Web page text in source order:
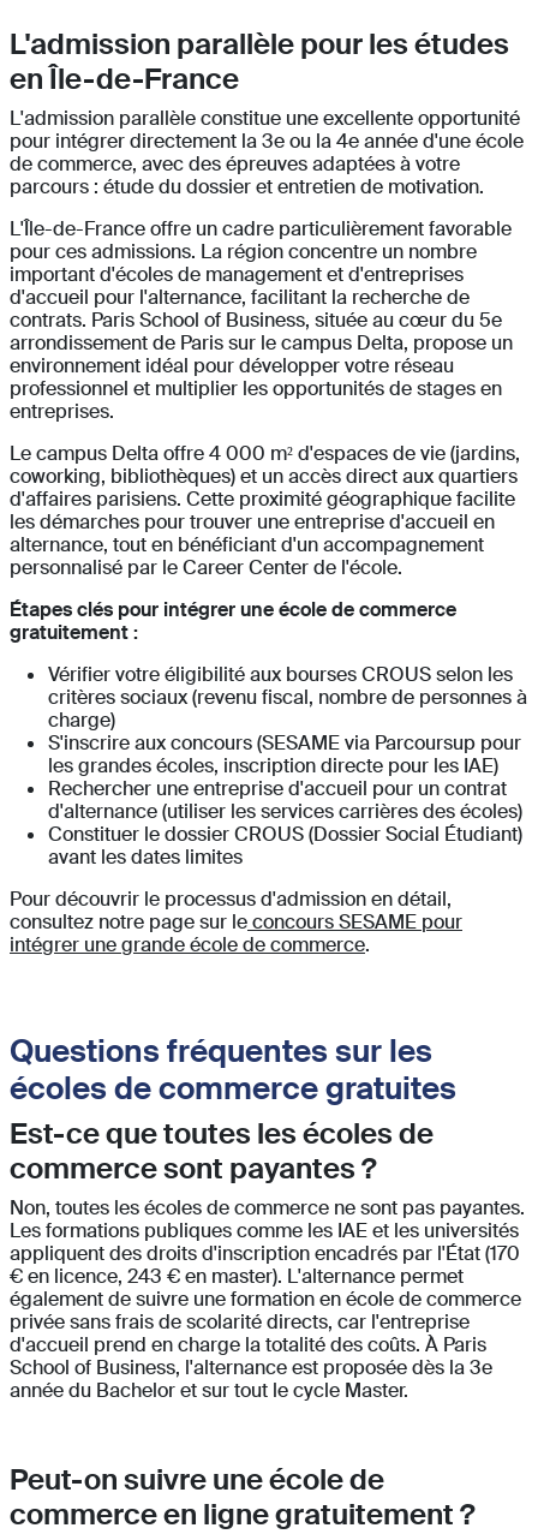
L'admission parallèle pour les études
en Île-de-France
L'admission parallèle constitue une excellente opportunité
pour intégrer directement la 3e ou la 4e année d'une école
de commerce, avec des épreuves adaptées à votre
parcours : étude du dossier et entretien de motivation.
L'Île-de-France offre un cadre particulièrement favorable
pour ces admissions. La région concentre un nombre
important d'écoles de management et d'entreprises
d'accueil pour l'alternance, facilitant la recherche de
contrats. Paris School of Business, située au cœur du 5e
arrondissement de Paris sur le campus Delta, propose un
environnement idéal pour développer votre réseau
professionnel et multiplier les opportunités de stages en
entreprises.
Le campus Delta offre 4 000 m² d'espaces de vie (jardins,
coworking, bibliothèques) et un accès direct aux quartiers
d'affaires parisiens. Cette proximité géographique facilite
les démarches pour trouver une entreprise d'accueil en
alternance, tout en bénéficiant d'un accompagnement
personnalisé par le Career Center de l'école.
Étapes clés pour intégrer une école de commerce
gratuitement :
Vérifier votre éligibilité aux bourses CROUS selon les
critères sociaux (revenu fiscal, nombre de personnes à
charge)
S'inscrire aux concours (SESAME via Parcoursup pour
les grandes écoles, inscription directe pour les IAE)
Rechercher une entreprise d'accueil pour un contrat
d'alternance (utiliser les services carrières des écoles)
Constituer le dossier CROUS (Dossier Social Étudiant)
avant les dates limites
Pour découvrir le processus d'admission en détail,
consultez notre page sur leconcours SESAME pour
intégrer une grande école de commerce.
Questions fréquentes sur les
écoles de commerce gratuites
Est-ce que toutes les écoles de
commerce sont payantes ?
Non, toutes les écoles de commerce ne sont pas payantes.
Les formations publiques comme les IAE et les universités
appliquent des droits d'inscription encadrés par l'État (170
€ en licence, 243 € en master). L'alternance permet
également de suivre une formation en école de commerce
privée sans frais de scolarité directs, car l'entreprise
d'accueil prend en charge la totalité des coûts. À Paris
School of Business, l'alternance est proposée dès la 3e
année du Bachelor et sur tout le cycle Master.
Peut-on suivre une école de
commerce en ligne gratuitement ?